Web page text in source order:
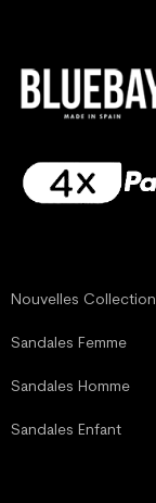
Nouvelles Collection
Sandales Femme
Sandales Homme
Sandales Enfant